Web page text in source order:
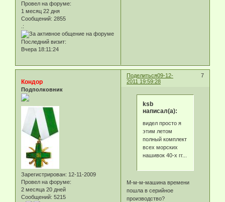
Провел на форуме:
1 месяц 22 дня
Сообщений: 2855
.:
Последний визит:
Вчера 18:11:24
Поделиться 7
09-12-
2011 19:59:28
Кондор
Подполковник
Зарегистрирован: 12-11-2009
Провел на форуме:
2 месяца 20 дней
Сообщений: 5215
ksb
написал(а):
видел просто я
этим летом
полный комплект
всех морских
нашивок 40-х гг...
М-м-м-машина времени
пошла в серийное
производство?